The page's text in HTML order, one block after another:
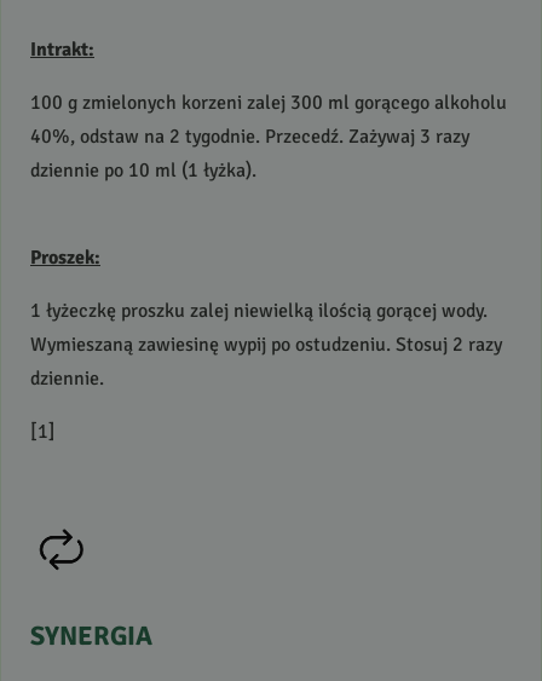
Intrakt:
100 g zmielonych korzeni zalej 300 ml gorącego alkoholu
40%, odstaw na 2 tygodnie. Przecedź. Zażywaj 3 razy
dziennie po 10 ml (1 łyżka).
Proszek:
1 łyżeczkę proszku zalej niewielką ilością gorącej wody.
Wymieszaną zawiesinę wypij po ostudzeniu. Stosuj 2 razy
dziennie.
[1]
SYNERGIA